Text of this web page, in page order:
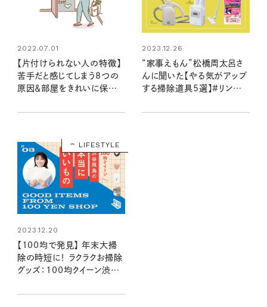
2022.07.01
【片付けられない人の特徴】
苦手だと感じてしまう8つの
原因＆部屋をきれいに保つ
2023.12.26
“家事えもん”松橋周太呂さ
んに聞いた【やる気がアップ
する掃除道具5選】#リンネ
LIFESTYLE
2023.12.20
【100均で発見】 年末大掃
除の時短に！ ラクラクお掃除
グッズ：100均クイーン渋谷
3回